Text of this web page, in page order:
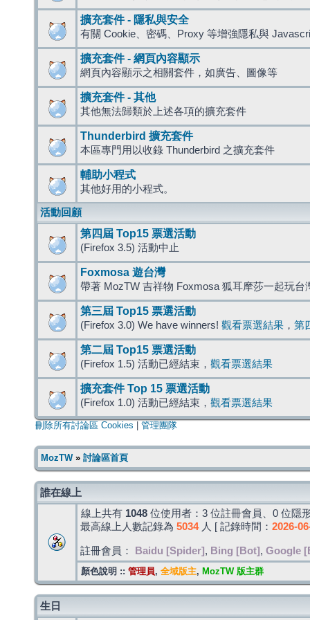
擴充套件 - 隱私與安全
有關 Cookie、密碼、Proxy 等增強隱私與
擴充套件 - 網頁內容顯示
網頁內容顯示之相關套件，如廣告、圖像等
擴充套件 - 其他
其他無法歸類於上述各項的擴充套件
Thunderbird 擴充套件
本區專門用以收錄 Thunderbird 之擴充套件
輔助小程式
其他好用的小程式。
活動回顧
第四屆 Top15 票選活動
(Firefox 3.5) 活動中止
Foxmosa 遊台灣
帶著 MozTW 吉祥物 Foxmosa 狐耳摩莎一起玩台
第三屆 Top15 票選活動
(Firefox 3.0) We have winners! 觀看票選結果 ， 第
第二屆 Top15 票選活動
(Firefox 1.5) 活動已經結束， 觀看票選結果
擴充套件 Top 15 票選活動
(Firefox 1.0) 活動已經結束， 觀看票選結果
刪除所有討論區 Cookies 管理團隊
MozTW» 討論區首頁
誰在線上
線上共有 1048 位使用者：3 位註冊會員、0 位隱
最高線上人數記錄為 5034人 [ 記錄時間： 2026-
註冊會員： Baidu [Spider] , Bing [Bot] , Google
顏色說明 :: 管理員, 全域版主, MozTW 版主群
生日